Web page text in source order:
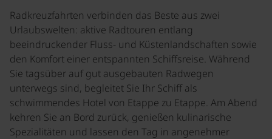
Radkreuzfahrten verbinden das Beste aus zwei
Urlaubswelten: aktive Radtouren entlang
beeindruckender Fluss- und Küstenlandschaften sowie
den Komfort einer entspannten Schiffsreise. Während
Sie tagsüber auf gut ausgebauten Radwegen
unterwegs sind, begleitet Sie Ihr Schiff als
schwimmendes Hotel von Etappe zu Etappe. Am Abend
kehren Sie an Bord zurück, genießen kulinarische
Spezialitäten und lassen den Tag in angenehmer